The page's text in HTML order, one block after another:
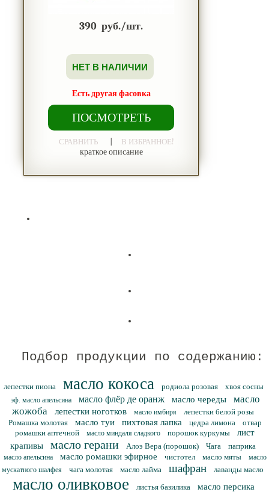
390 руб./шт.
НЕТ В НАЛИЧИИ
Есть другая фасовка
ПОСМОТРЕТЬ
СРАВНИТЬ В ИЗБРАННОЕ!
краткое описание
Подбор продукции по содержанию:
лепестки пиона масло кокоса родиола розовая хвоя сосны
эф. масло апельсина масло флёр де оранж масло череды
масло
жожоба
лепестки ноготков масло имбиря
лепестки белой розы
Ромашка молотая
масло туи пихтовая лапка цедра лимона
отвар
ромашки аптечной
масло миндаля сладкого порошок куркумы
лист
крапивы
масло герани Алоэ Вера (порошок) Чага паприка
масло апельсина масло ромашки эфирное чистотел масло мяты
масло
мускатного шалфея
чага молотая масло лайма шафран лаванды масло
масло оливковое листья базилика масло персика